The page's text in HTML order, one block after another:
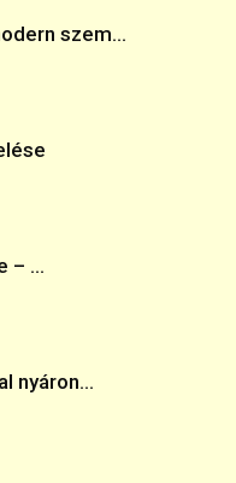
szem...
– ...
nyáron...